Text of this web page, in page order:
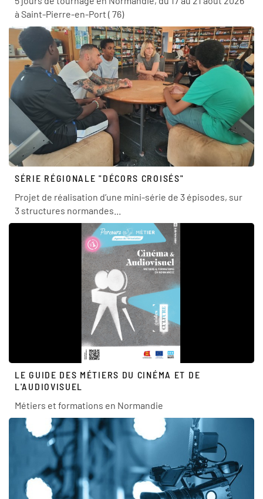
à Saint-Pierre-en-Port ( 76)
SÉRIE RÉGIONALE "DÉCORS CROISÉS"
Projet de réalisation d’une mini-série de 3 épisodes, sur
3 structures normandes...
LE GUIDE DES MÉTIERS DU CINÉMA ET DE
L'AUDIOVISUEL
Métiers et formations en Normandie